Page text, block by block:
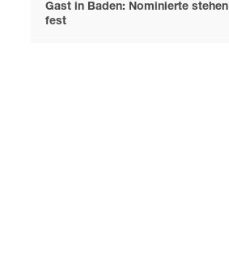
Gast in Baden: Nominierte stehen
fest